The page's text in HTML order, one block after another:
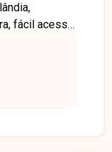
fácil acesso
Uma